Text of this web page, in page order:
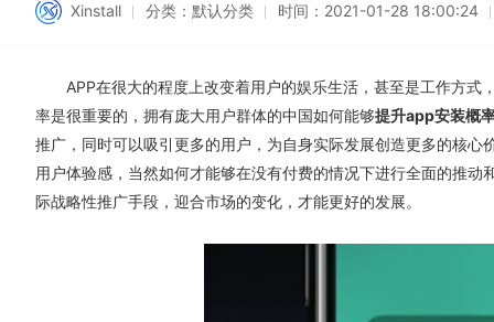
Xinstall 分类： 默认分类 时间： 2021-01-28 18:00:24
APP在很大的程度上改变着用户的娱乐生活，甚至是工作方式
率是很重要的，拥有庞大用户群体的中国如何能够提升app安装概
推广，同时可以吸引更多的用户，为自身实际发展创造更多的核
用户体验感，当然如何才能够在没有付费的情况下进行全面的推
际战略性推广手段，迎合市场的变化，才能更好的发展。